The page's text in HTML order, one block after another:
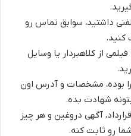
داشتید، سوابق تماس رو
کنید.
از کلاهبردار یا وسایل
بوده، مشخصات و آدرس اون
شهادت بده.
آگهی دروغین و هر چیز
رو ثابت کنه.